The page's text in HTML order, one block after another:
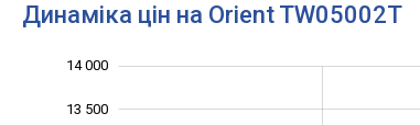
Динаміка цін на Orient TW05002T
13 500
14 000